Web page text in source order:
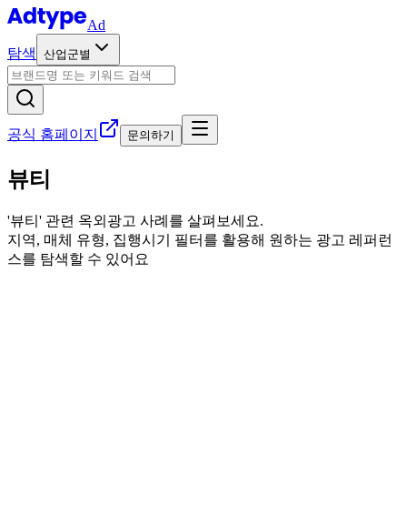
Ad
탐색
산업군별
공식 홈페이지 문의하기
뷰티
'뷰티 ' 관련 옥외광고 사례를 살펴보세요.
지역, 매체 유형, 집행시기 필터를 활용해 원하는 광고 레퍼런
스를 탐색할 수 있어요